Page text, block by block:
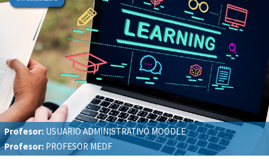
Profesor: USUARIO ADMINISTRATIVO MOODLE
Profesor: PROFESOR MEDF